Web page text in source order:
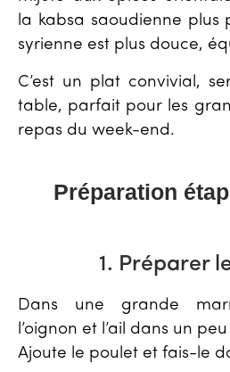
la kabsa saoudienne plus
syrienne est plus douce,
C’est un plat convivial,
table, parfait pour les
repas du week-end.
Préparation
1. Préparer
Dans une grande
l’oignon et l’ail dans un peu
Ajoute le poulet et fais-le